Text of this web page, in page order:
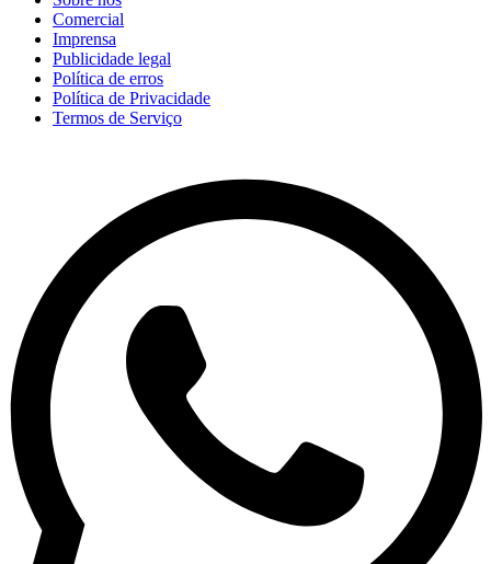
Comercial
Imprensa
Publicidade legal
Política de erros
Política de Privacidade
Termos de Serviço